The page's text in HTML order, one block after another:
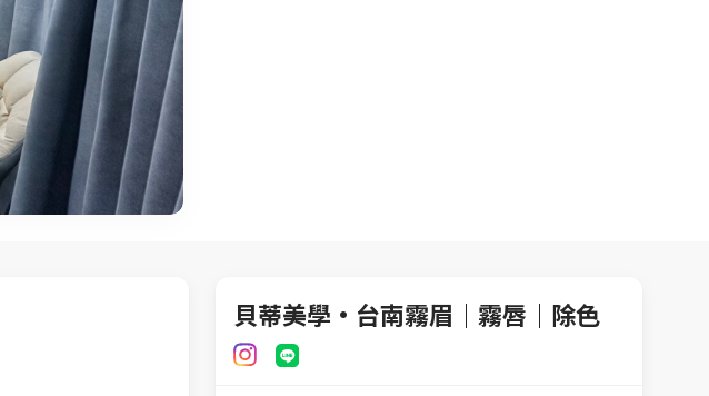
貝蒂美學·台南霧眉｜霧唇｜除色